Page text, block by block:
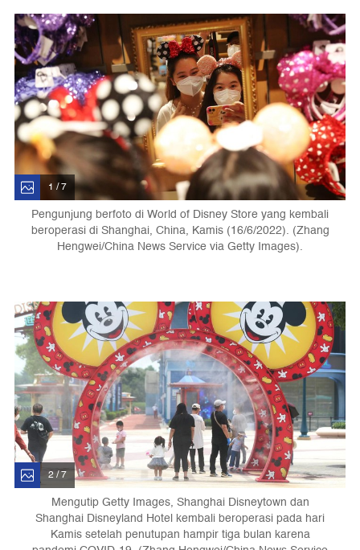
1 / 7
Pengunjung berfoto di World of Disney Store yang kembali
beroperasi di Shanghai, China, Kamis (16/6/2022). (Zhang
Hengwei/China News Service via Getty Images).
2 / 7
Mengutip Getty Images, Shanghai Disneytown dan
Shanghai Disneyland Hotel kembali beroperasi pada hari
Kamis setelah penutupan hampir tiga bulan karena